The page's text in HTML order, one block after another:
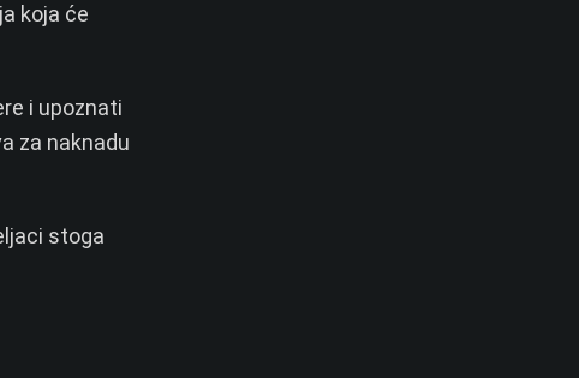
koja će
i upoznati
za naknadu
stoga